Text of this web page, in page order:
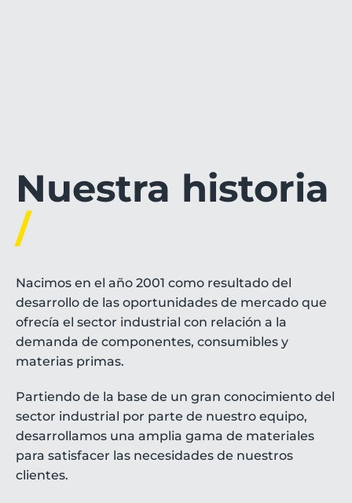
Nuestra historia
/
Nacimos en el año 2001 como resultado del
desarrollo de las oportunidades de mercado que
ofrecía el sector industrial con relación a la
demanda de componentes, consumibles y
materias primas.
Partiendo de la base de un gran conocimiento del
sector industrial por parte de nuestro equipo,
desarrollamos una amplia gama de materiales
para satisfacer las necesidades de nuestros
clientes.